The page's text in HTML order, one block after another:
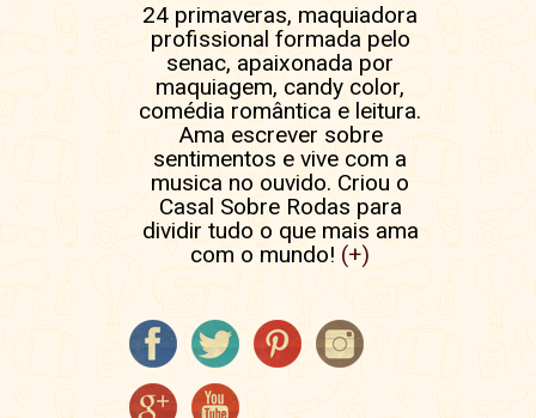
24 primaveras, maquiadora
profissional formada pelo
senac, apaixonada por
maquiagem, candy color,
comédia romântica e leitura.
Ama escrever sobre
sentimentos e vive com a
musica no ouvido. Criou o
Casal Sobre Rodas para
dividir tudo o que mais ama
com o mundo! (+)